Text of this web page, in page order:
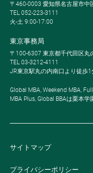
〒460-0003 愛知県名古屋市中
TEL 052-223-3111
火-土 9:00-17:00
東京事務局
〒100-6307 東京都千代田区丸
TEL 03-3212-4111
JR東京駅丸の内南口より徒歩1
Global MBA, Weekend MBA,
MBA Plus, Global BBAは栗本学
サイトマップ
プライバシーポリシー